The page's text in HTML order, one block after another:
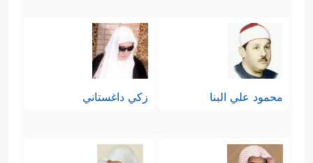
محمود علي البنا زكي داغستاني